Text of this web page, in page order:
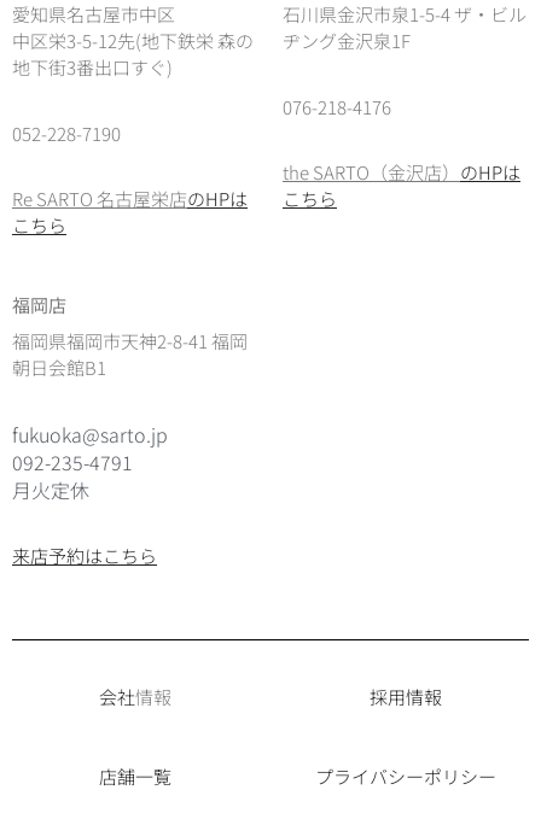
愛知県名古屋市中区
中区栄3-5-12先(地下鉄栄 森の
地下街3番出口すぐ)
052-228-7190
Re SARTO 名古屋栄店のHPは
こちら
石川県金沢市泉1-5-4 ザ・ビル
ヂング金沢泉1F
076-218-4176
the SARTO（金沢店） のHPは
こちら
福岡店
福岡県福岡市天神2-8-41 福岡
朝日会館B1
fukuoka@sarto.jp
092-235-4791
月火定休
来店予約はこちら
会社情報 採用情報
店舗一覧 プライバシーポリシー